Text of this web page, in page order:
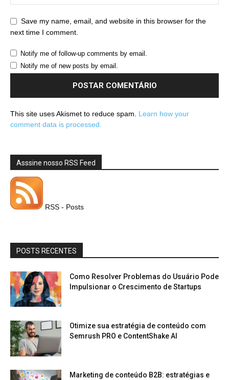
Save my name, email, and website in this browser for the
next time I comment.
Notify me of follow-up comments by email.
Notify me of new posts by email.
This site uses Akismet to reduce spam. Learn how your
comment data is processed.
Asssine nosso RSS Feed
RSS - Posts
POSTS RECENTES
Como Resolver Problemas do Usuário Pode
Impulsionar o Crescimento de Startups
Otimize sua estratégia de conteúdo com
Semrush PRO e ContentShake AI
Marketing de conteúdo B2B: estratégias e